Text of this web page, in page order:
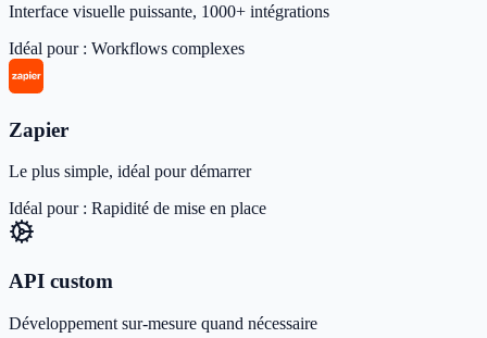
Interface visuelle puissante, 1000+ intégrations
Idéal pour : Workflows complexes
Zapier
Le plus simple, idéal pour démarrer
Idéal pour : Rapidité de mise en place
API custom
Développement sur-mesure quand nécessaire